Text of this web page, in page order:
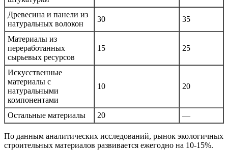
Древесина и панели из
натуральных волокон
30 35
Материалы из
переработанных
сырьевых ресурсов
15 25
Искусственные
материалы с
натуральными
компонентами
10 20
Остальные материалы 20 —
По данным аналитических исследований, рынок экологичных
строительных материалов развивается ежегодно на 10-15%.